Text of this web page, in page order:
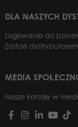
DLA NASZYCH
Logowanie do
Zostań dystrybutorem
MEDIA
Nasze kanały w